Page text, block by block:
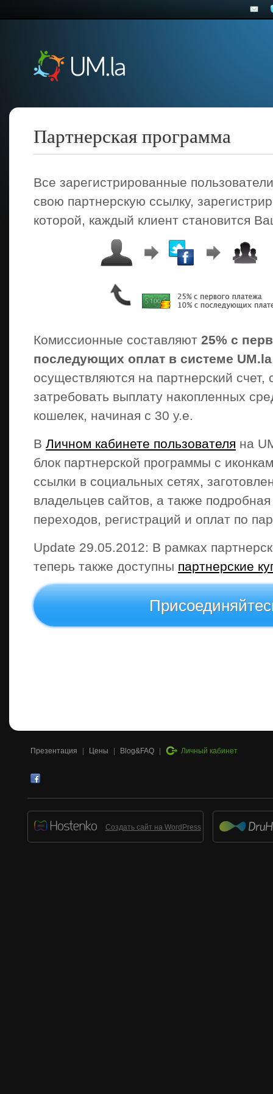
Партнерская программа
Все зарегистрированные
свою партнерскую ссылку,
которой, каждый клиент становится
Комиссионные составляют 25% с
последующих оплат в системе UM.la
осуществляются на партнерский счет,
затребовать выплату накопленных
кошелек, начиная с 30 у.е.
В Личном кабинете пользователя на
блок партнерской программы с
ссылки в социальных сетях,
владельцев сайтов, а также подробная
переходов, регистраций и оплат по
Update 29.05.2012: В рамках
теперь также доступны партнерские
Презентация Цены Blog&FAQ Личный кабинет
Создать сайт на WordPress